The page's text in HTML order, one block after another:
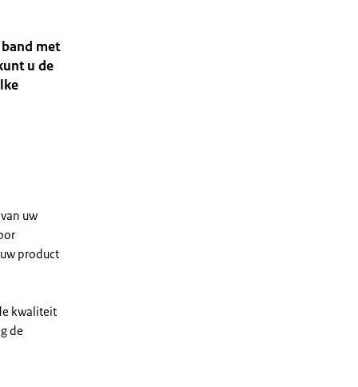
met
u de
uw
product
kwaliteit
de